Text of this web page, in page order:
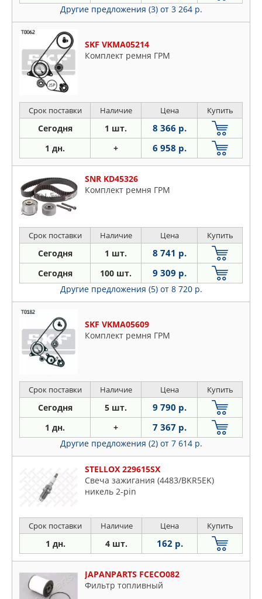
Другие предложения (3) от 3 264 р.
SKF VKMA05214
Комплект ремня ГРМ
Срок поставки Наличие Цена Купить
Сегодня 1 шт. 8 366 р.
1 дн. + 6 958 р.
SNR KD45326
Комплект ремня ГРМ
Срок поставки Наличие Цена Купить
Сегодня 1 шт. 8 741 р.
Сегодня 100 шт. 9 309 р.
Другие предложения (5) от 8 720 р.
SKF VKMA05609
Комплект ремня ГРМ
Срок поставки Наличие Цена Купить
Сегодня 5 шт. 9 790 р.
1 дн. + 7 367 р.
Другие предложения (2) от 7 614 р.
STELLOX 229615SX
Свеча зажигания (4483/BKR5EK)
никель 2-pin
Срок поставки Наличие Цена Купить
1 дн. 4 шт. 162 р.
JAPANPARTS FCECO082
Фильтр топливный